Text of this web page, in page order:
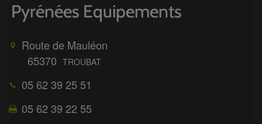
Route de Mauléon
65370 TROUBAT
05 62 39 25 51
05 62 39 22 55